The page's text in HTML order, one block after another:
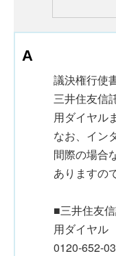
議決権行使
三井住友信
用ダイヤル
なお、イン
間際の場合
ありますの
■三井住友
用ダイヤル
0120-652-